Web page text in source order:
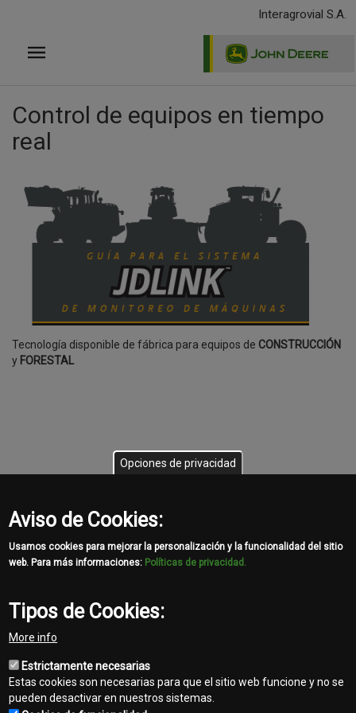
principal
Interagrovial S.A.
Control de equipos en tiempo
real
Tecnología disponible de fábrica para equipos de CONSTRUCCIÓN
y FORESTAL
Facebook
Twitter
Email
Opciones de privacidad
Aviso de Cookies:
Usamos cookies para mejorar la personalización y la funcionalidad del sitio
web. Para más informaciones: Políticas de privacidad.
Tipos de Cookies:
More info
Estrictamente necesarias
Estas cookies son necesarias para que el sitio web funcione y no se
pueden desactivar en nuestros sistemas.